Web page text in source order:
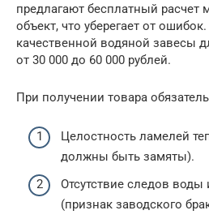
предлагают бесплатный
объект, что уберегает от
качественной водяной завесы
от 30 000 до 60 000 рублей.
При получении товара
Целостность ламелей
должны быть замяты).
Отсутствие следов
(признак заводского